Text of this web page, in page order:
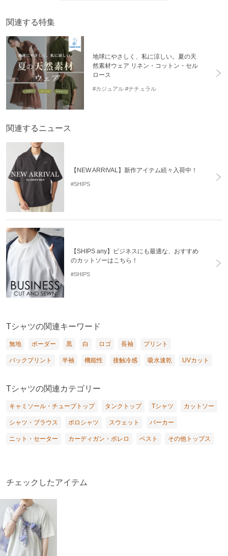
関連する特集
地球にやさしく、私に涼しい。夏の天
然素材ウェア リネン・コットン・セル
ロース
#カジュアル #ナチュラル
関連するニュース
【NEW ARRIVAL】新作アイテム続々入荷中！
#SHIPS
【SHIPS any】ビジネスにも最適な、おすすめ
のカットソーはこちら！
#SHIPS
Tシャツの関連キーワード
無地 ボーダー 黒 白 ロゴ 長袖 プリント
バックプリント 半袖 機能性 接触冷感 吸水速乾 UVカット
Tシャツの関連カテゴリー
キャミソール・チューブトップ タンクトップ Tシャツ カットソー
シャツ・ブラウス ポロシャツ スウェット パーカー
ニット・セーター カーディガン・ボレロ ベスト その他トップス
チェックしたアイテム